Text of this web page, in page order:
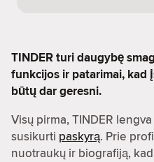
TINDER turi daugybę
funkcijos ir patarimai, kad
būtų dar geresni.
Visų pirma, TINDER
susikurti paskyrą. Prie
nuotraukų ir biografiją,